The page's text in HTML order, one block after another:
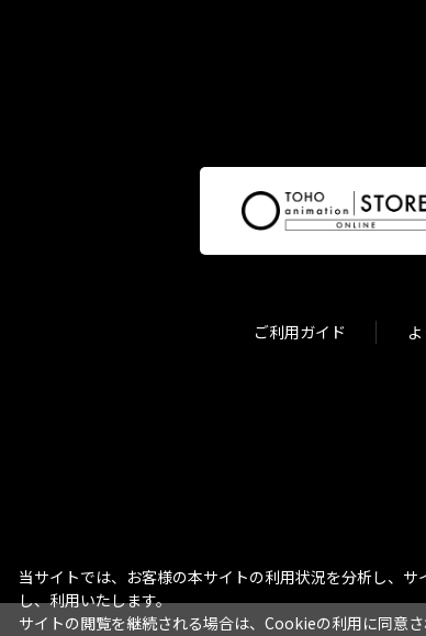
ご利用ガイド
当サイトでは、お客様の本サイトの利用状況を分析し、
し、利用いたします。
サイトの閲覧を継続される場合は、Cookieの利用に同意さ